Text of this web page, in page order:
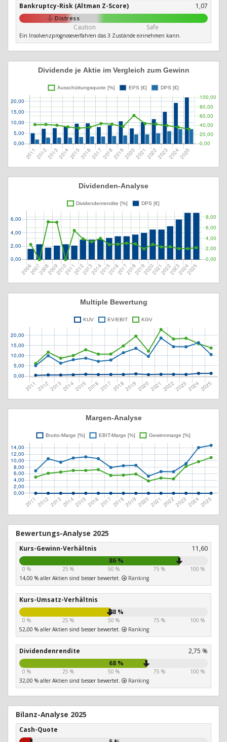
Bankruptcy-Risk (Altman Z-Score) 1,07
Distress
Caution Safe
Ein Insolvenzprognoseverfahren das 3 Zustände einnehmen kann.
Bewertungs-Analyse 2025
Kurs-Gewinn-Verhältnis
11,60
86 %
0 % 25 % 50 % 75 %
100 %
14,00 % aller Aktien sind besser bewertet.
Ranking
Kurs-Umsatz-Verhältnis
48 %
0 % 25 % 50 % 75 %
100 %
52,00 % aller Aktien sind besser bewertet.
Ranking
Dividendenrendite
2,75 %
68 %
0 % 25 % 50 % 75 %
100 %
32,00 % aller Aktien sind besser bewertet.
Ranking
Bilanz-Analyse 2025
Cash-Quote